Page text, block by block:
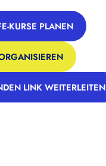
KURSE PLANEN
LINK WEITERLEITEN